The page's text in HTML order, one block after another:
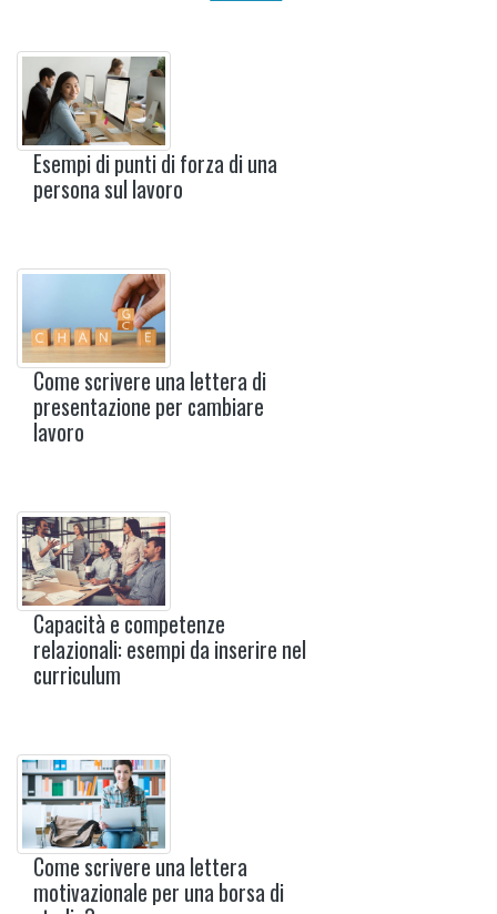
Esempi di punti di forza di una
persona sul lavoro
Come scrivere una lettera di
presentazione per cambiare
lavoro
Capacità e competenze
relazionali: esempi da inserire nel
curriculum
Come scrivere una lettera
motivazionale per una borsa di